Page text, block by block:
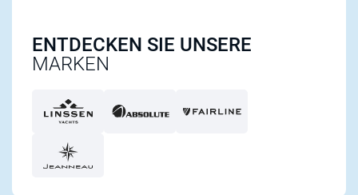
ENTDECKEN SIE UNSERE
MARKEN